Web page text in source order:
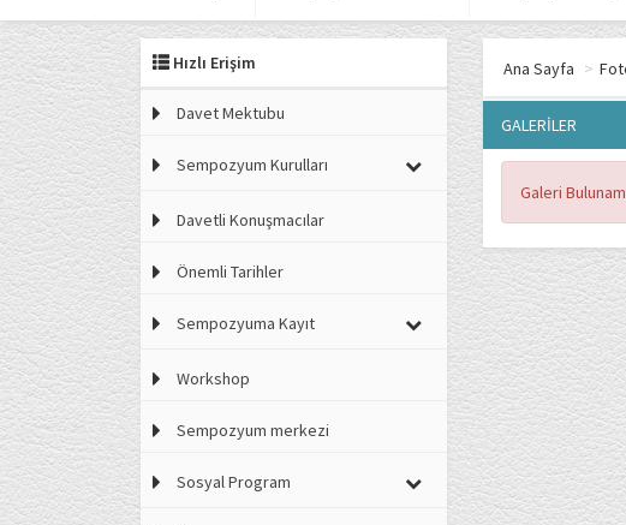
Hızlı Erişim
Davet Mektubu
Sempozyum Kurulları
Davetli Konuşmacılar
Önemli Tarihler
Sempozyuma Kayıt
Workshop
Sempozyum merkezi
Sosyal Program
Ana Sayfa >
GALERİLER
Galeri